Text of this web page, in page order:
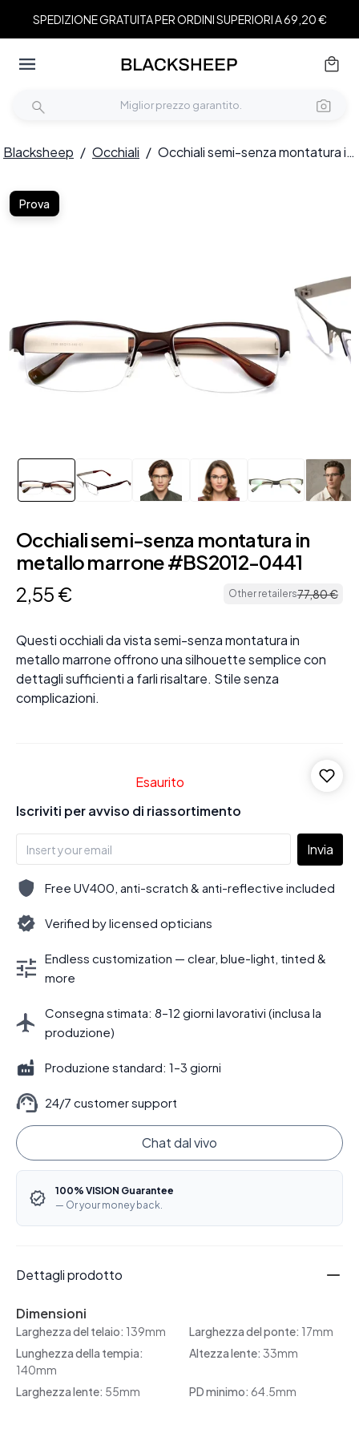
SPEDIZIONE GRATUITA PER ORDINI SUPERIORI A 69,20 €
Blacksheep / Occhiali / Occhiali semi-senza montatura in metallo marrone #BS2012-0441
Prova
Occhiali semi-senza montatura in
metallo marrone #BS2012-0441
2,55 € Other retailers77,80€
Questi occhiali da vista semi-senza montatura in
metallo marrone offrono una silhouette semplice con
dettagli sufficienti a farli risaltare. Stile senza
complicazioni.
Esaurito
Iscriviti per avviso di riassortimento
Invia
Free UV400, anti-scratch & anti-reflective included
Verified by licensed opticians
Endless customization — clear, blue-light, tinted &
more
Consegna stimata: 8–12 giorni lavorativi (inclusa la
produzione)
Produzione standard: 1–3 giorni
24/7 customer support
Chat dal vivo
100% VISION Guarantee
— Or your money back.
Dettagli prodotto
Dimensioni
Larghezza del telaio: 139mm Larghezza del ponte: 17mm
Lunghezza della tempia:
140mm
Altezza lente: 33mm
Larghezza lente: 55mm PD minimo: 64.5mm